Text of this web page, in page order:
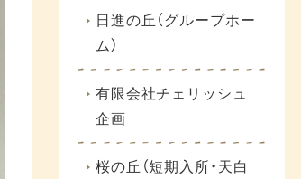
日進の丘（グループホー
ム）
有限会社チェリッシュ
企画
桜の丘（短期入所・天白